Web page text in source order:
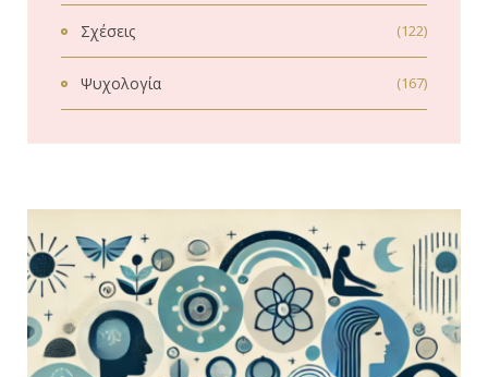
Σχέσεις (122)
Ψυχολογία (167)